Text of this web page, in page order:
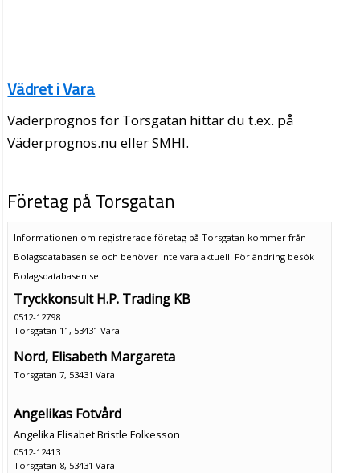
Vädret i Vara
Väderprognos för Torsgatan hittar du t.ex. på
Väderprognos.nu eller SMHI.
Företag på Torsgatan
Informationen om registrerade företag på Torsgatan kommer från
Bolagsdatabasen.se och behöver inte vara aktuell. För ändring besök
Bolagsdatabasen.se
Tryckkonsult H.P. Trading KB
0512-12798
Torsgatan 11, 53431 Vara
Nord, Elisabeth Margareta
Torsgatan 7, 53431 Vara
Angelikas Fotvård
Angelika Elisabet Bristle Folkesson
0512-12413
Torsgatan 8, 53431 Vara